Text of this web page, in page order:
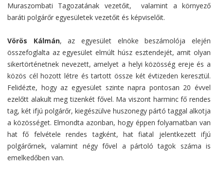
Muraszombati Tagozatának vezetőit, valamint a környező
baráti polgárőr egyesületek vezetőit és képviselőit.
Vörös Kálmán, az egyesület elnöke beszámolója elején
összefoglalta az egyesület elmúlt húsz esztendejét, amit olyan
sikertörténetnek nevezett, amelyet a helyi közösség ereje és a
közös cél hozott létre és tartott össze két évtizeden keresztül.
Felidézte, hogy az egyesület szinte napra pontosan 20 évvel
ezelőtt alakult meg tizenkét fővel. Ma viszont harminc fő rendes
tag, két ifjú polgárőr, kiegészülve huszonegy pártó taggal alkotja
a közösséget. Elmondta azonban, hogy éppen folyamatban van
hat fő felvétele rendes tagként, hat fiatal jelentkezett ifjú
polgárőrnek, valamint négy fővel a pártoló tagok száma is
emelkedőben van.